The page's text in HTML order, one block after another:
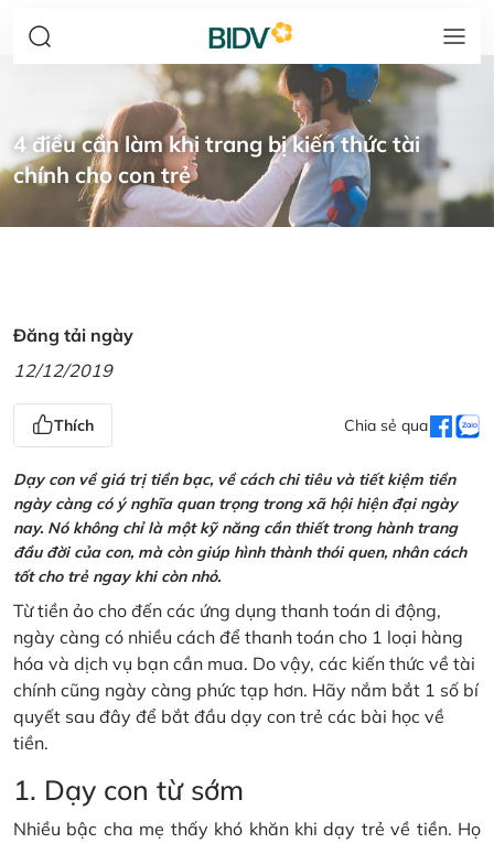
4 điều cần làm khi trang bị kiến thức tài
chính cho con trẻ
Đăng tải ngày
12/12/2019
Thích Chia sẻ qua
Dạy con về giá trị tiền bạc, về cách chi tiêu và tiết kiệm tiền
ngày càng có ý nghĩa quan trọng trong xã hội hiện đại ngày
nay. Nó không chỉ là một kỹ năng cần thiết trong hành trang
đầu đời của con, mà còn giúp hình thành thói quen, nhân cách
tốt cho trẻ ngay khi còn nhỏ.
Từ tiền ảo cho đến các ứng dụng thanh toán di động,
ngày càng có nhiều cách để thanh toán cho 1 loại hàng
hóa và dịch vụ bạn cần mua. Do vậy, các kiến thức về tài
chính cũng ngày càng phức tạp hơn. Hãy nắm bắt 1 số bí
quyết sau đây để bắt đầu dạy con trẻ các bài học về
tiền.
1. Dạy con từ sớm
Nhiều bậc cha mẹ thấy khó khăn khi dạy trẻ về tiền. Họ